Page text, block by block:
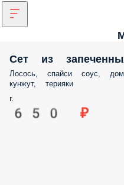
Сет из
Лосось, спайси соус,
кунжут, терияки
г.
650 ₽